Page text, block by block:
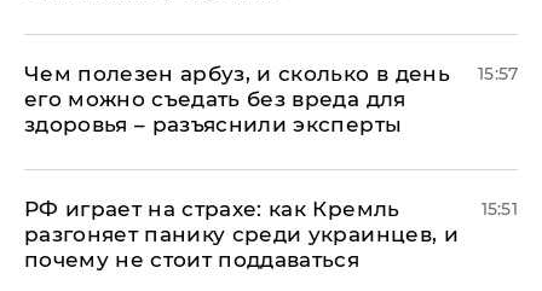
Чем полезен арбуз, и сколько в день
его можно съедать без вреда для
здоровья – разъяснили эксперты
15:57
РФ играет на страхе: как Кремль
разгоняет панику среди украинцев, и
почему не стоит поддаваться
15:51